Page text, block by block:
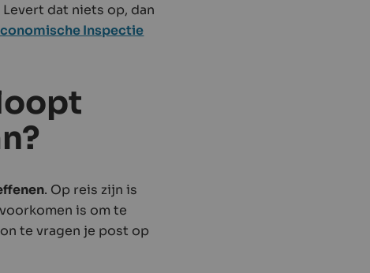
dat niets op, dan
Inspectie
. Op reis zijn is
is om te
te vragen je post op